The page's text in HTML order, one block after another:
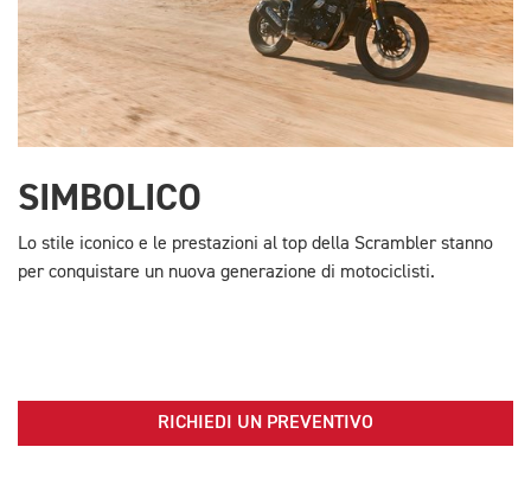
SIMBOLICO
Lo stile iconico e le prestazioni al top della Scrambler stanno
per conquistare un nuova generazione di motociclisti.
RICHIEDI UN PREVENTIVO